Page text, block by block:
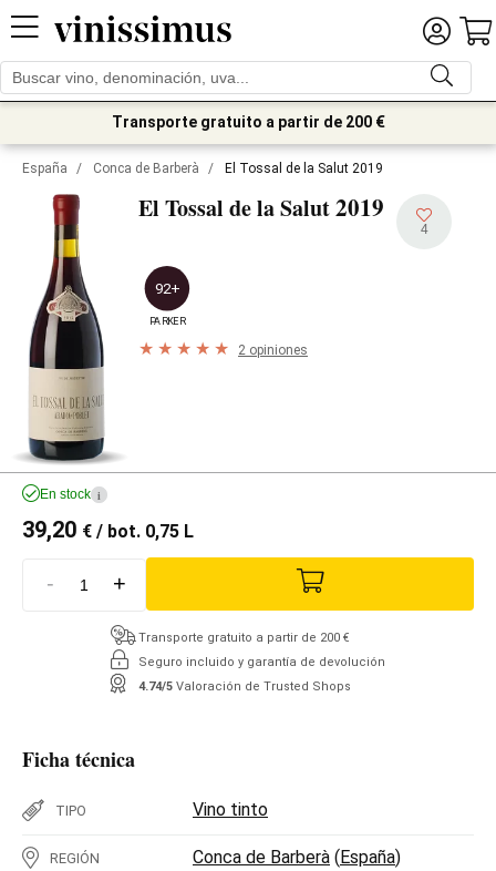
Transporte gratuito a partir de 200 €
España / Conca de Barberà / El Tossal de la Salut 2019
El Tossal de la Salut2019
4
92+
PARKER
2 opiniones
En stock i
39,20 € / bot. 0,75 L
- +
Transporte gratuito a partir de 200 €
Seguro incluido y garantía de devolución
4.74/5 Valoración de Trusted Shops
Ficha técnica
TIPO Vino tinto
REGIÓN Conca de Barberà (España)